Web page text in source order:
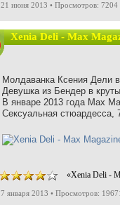
21 июня 2013 • Просмотров: 7204
Xenia Deli - Max
Молдаванка Ксения Дели
Девушка из Бендер в
В январе 2013 года Max
Сексуальная стюардесса,
«Xenia Deli -
7 января 2013 • Просмотров: